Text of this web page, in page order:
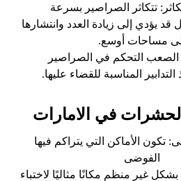
تتكاثر الصراصير بسرعة
يؤدي إلى زيادة العدد وانتشارها
مساحات أوسع.
التحكم في الصراصير
التدابير المناسبة للقضاء عليها.
في الامارات
تكون الأماكن التي يتراكم فيها
الفوضى
بشكل غير منظم مكانًا مثاليًا لاختباء